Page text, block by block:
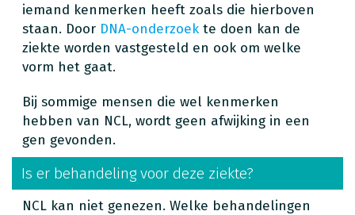
iemand kenmerken heeft zoals die hierboven
staan. Door DNA-onderzoek te doen kan de
ziekte worden vastgesteld en ook om welke
vorm het gaat.
Bij sommige mensen die wel kenmerken
hebben van NCL, wordt geen afwijking in een
gen gevonden.
Is er behandeling voor deze ziekte?
NCL kan niet genezen. Welke behandelingen